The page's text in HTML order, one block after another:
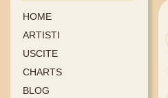
HOME
ARTISTI
USCITE
CHARTS
BLOG